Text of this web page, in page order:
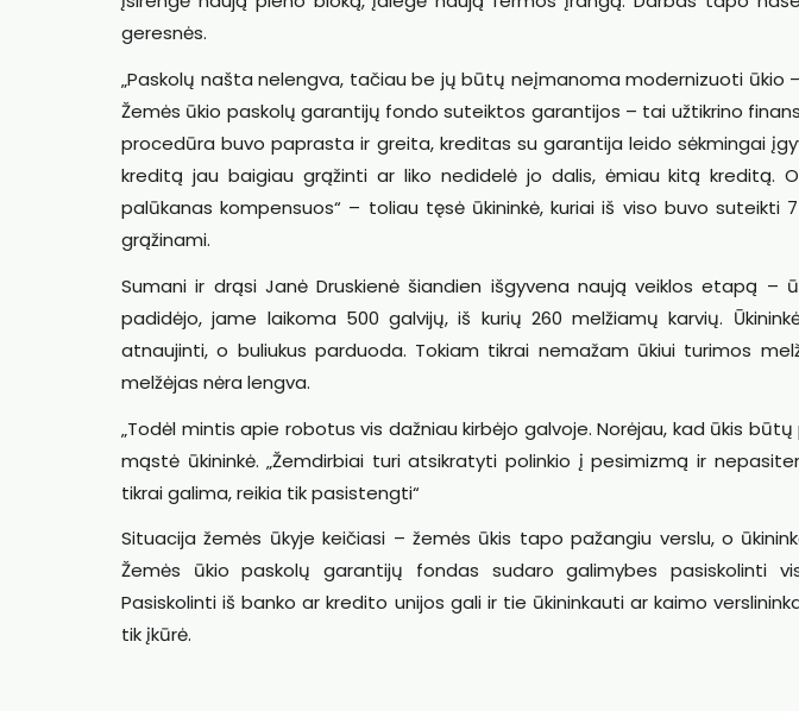
geresnės.
„Paskolų našta nelengva, tačiau be jų būtų neįmanoma modernizuoti ūkio
Žemės ūkio paskolų garantijų fondo suteiktos garantijos – tai užtikrino
procedūra buvo paprasta ir greita, kreditas su garantija leido sėkmingai
kreditą jau baigiau grąžinti ar liko nedidelė jo dalis, ėmiau kitą kreditą.
palūkanas kompensuos“ – toliau tęsė ūkininkė, kuriai iš viso buvo suteikti
grąžinami.
Sumani ir drąsi Janė Druskienė šiandien išgyvena naują veiklos etapą –
padidėjo, jame laikoma 500 galvijų, iš kurių 260 melžiamų karvių.
atnaujinti, o buliukus parduoda. Tokiam tikrai nemažam ūkiui turimos
melžėjas nėra lengva.
„Todėl mintis apie robotus vis dažniau kirbėjo galvoje. Norėjau, kad ūkis
mąstė ūkininkė. „Žemdirbiai turi atsikratyti polinkio į pesimizmą ir
tikrai galima, reikia tik pasistengti“
Situacija žemės ūkyje keičiasi – žemės ūkis tapo pažangiu verslu, o
Žemės ūkio paskolų garantijų fondas sudaro galimybes pasiskolinti
Pasiskolinti iš banko ar kredito unijos gali ir tie ūkininkauti ar kaimo
tik įkūrė.